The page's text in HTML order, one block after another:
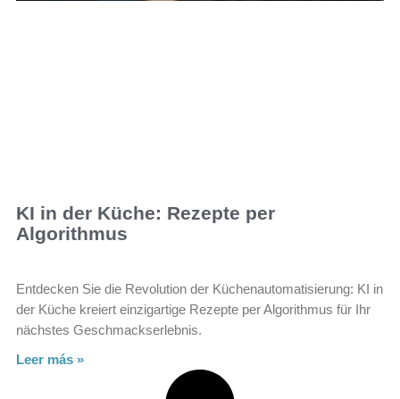
KI in der Küche: Rezepte per
Algorithmus
Entdecken Sie die Revolution der Küchenautomatisierung: KI in
der Küche kreiert einzigartige Rezepte per Algorithmus für Ihr
nächstes Geschmackserlebnis.
Leer más »